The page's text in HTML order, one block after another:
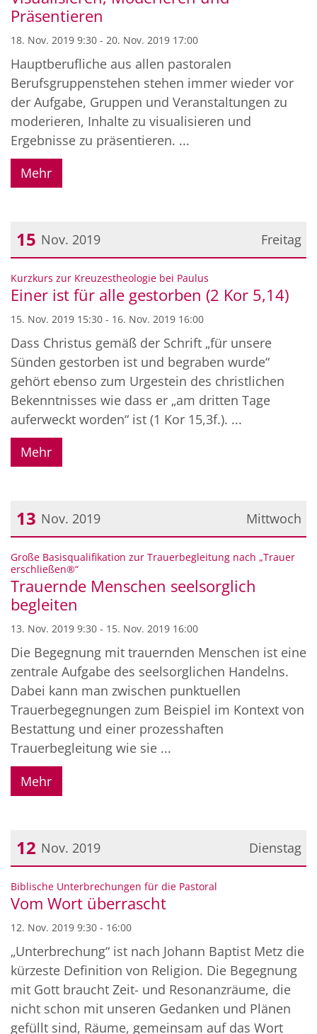
Präsentieren
18. Nov. 2019 9:30 - 20. Nov. 2019 17:00
Hauptberufliche aus allen pastoralen
Berufsgruppenstehen stehen immer wieder vor
der Aufgabe, Gruppen und Veranstaltungen zu
moderieren, Inhalte zu visualisieren und
Ergebnisse zu präsentieren. ...
Mehr
Freitag
15 Nov. 2019
Datum: 15. November 2019
Kurzkurs zur Kreuzestheologie bei Paulus
Einer ist für alle gestorben (2 Kor 5,14)
15. Nov. 2019 15:30 - 16. Nov. 2019 16:00
Dass Christus gemäß der Schrift „für unsere
Sünden gestorben ist und begraben wurde“
gehört ebenso zum Urgestein des christlichen
Bekenntnisses wie dass er „am dritten Tage
auferweckt worden“ ist (1 Kor 15,3f.). ...
Mehr
Mittwoch
13 Nov. 2019
Datum: 13. November 2019
Große Basisqualifikation zur Trauerbegleitung nach „Trauer
erschließen®“:
Trauernde Menschen seelsorglich
begleiten
13. Nov. 2019 9:30 - 15. Nov. 2019 16:00
Die Begegnung mit trauernden Menschen ist eine
zentrale Aufgabe des seelsorglichen Handelns.
Dabei kann man zwischen punktuellen
Trauerbegegnungen zum Beispiel im Kontext von
Bestattung und einer prozesshaften
Trauerbegleitung wie sie ...
Mehr
Dienstag
12 Nov. 2019
Datum: 12. November 2019
Biblische Unterbrechungen für die Pastoral
Vom Wort überrascht
12. Nov. 2019 9:30 - 16:00
„Unterbrechung“ ist nach Johann Baptist Metz die
kürzeste Definition von Religion. Die Begegnung
mit Gott braucht Zeit- und Resonanzräume, die
nicht schon mit unseren Gedanken und Plänen
gefüllt sind, Räume, gemeinsam auf das Wort